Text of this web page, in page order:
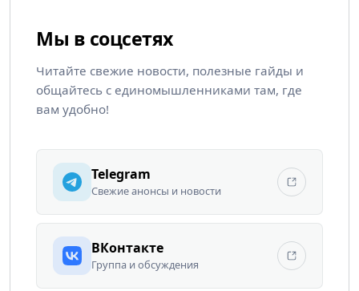
Мы в соцсетях
Читайте свежие новости, полезные гайды и
общайтесь с единомышленниками там, где
вам удобно!
Telegram
Свежие анонсы и новости
ВКонтакте
Группа и обсуждения